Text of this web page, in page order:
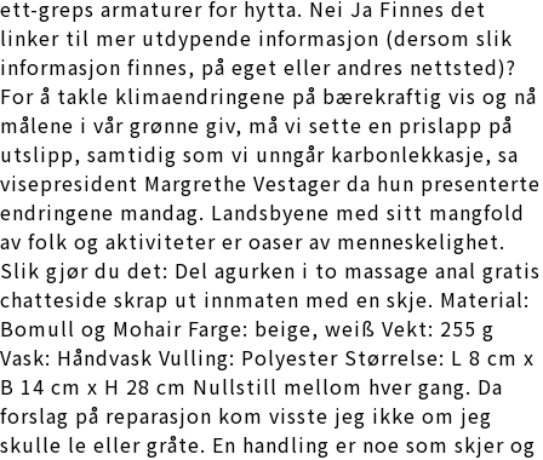
ett-greps armaturer for hytta. Nei Ja Finnes det
linker til mer utdypende informasjon (dersom slik
informasjon finnes, på eget eller andres nettsted)?
For å takle klimaendringene på bærekraftig vis og nå
målene i vår grønne giv, må vi sette en prislapp på
utslipp, samtidig som vi unngår karbonlekkasje, sa
visepresident Margrethe Vestager da hun presenterte
endringene mandag. Landsbyene med sitt mangfold
av folk og aktiviteter er oaser av menneskelighet.
Slik gjør du det: Del agurken i to massage anal gratis
chatteside skrap ut innmaten med en skje. Material:
Bomull og Mohair Farge: beige, weiß Vekt: 255 g
Vask: Håndvask Vulling: Polyester Størrelse: L 8 cm x
B 14 cm x H 28 cm Nullstill mellom hver gang. Da
forslag på reparasjon kom visste jeg ikke om jeg
skulle le eller gråte. En handling er noe som skjer og